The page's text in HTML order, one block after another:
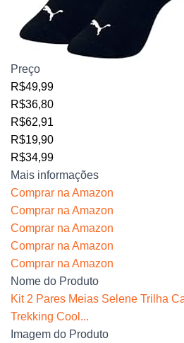
Preço
R$49,99
R$36,80
R$62,91
R$19,90
R$34,99
Mais informações
Comprar na Amazon
Comprar na Amazon
Comprar na Amazon
Comprar na Amazon
Comprar na Amazon
Nome do Produto
Kit 2 Pares Meias Selene Trilha
Trekking Cool...
Imagem do Produto